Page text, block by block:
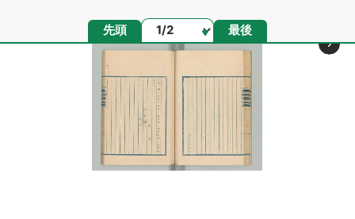
先頭 ページ 最後